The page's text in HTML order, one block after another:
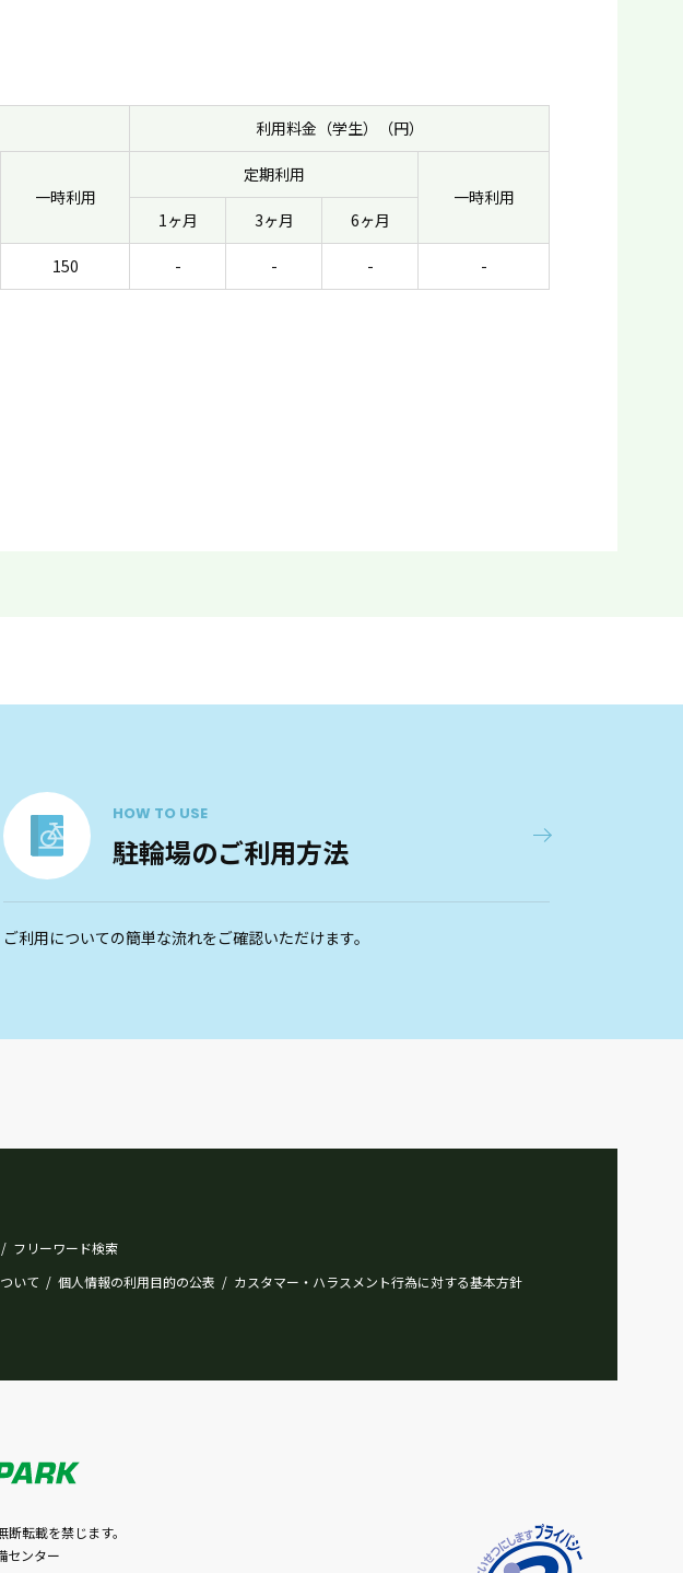
利用料金（学生）（円）
一時利用
定期利用
一時利用
1ヶ月 3ヶ月 6ヶ月
150 - - - -
HOW TO USE
駐輪場のご利用方法
ご利用についての簡単な流れをご確認いただけます。
/ フリーワード検索
いて / 個人情報の利用目的の公表 / カスタマー・ハラスメント行為に対する基本方針
転載を禁じます。
センター